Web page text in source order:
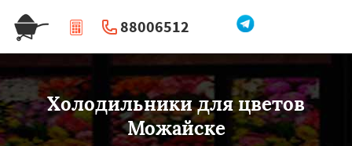
88006512
| Перезвоните мне
Холодильники для цветов
Можайске